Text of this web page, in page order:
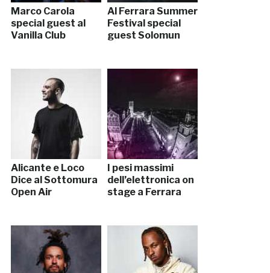
Marco Carola
special guest al
Vanilla Club
Al Ferrara Summer
Festival special
guest Solomun
Alicante e Loco
Dice al Sottomura
Open Air
I pesi massimi
dell’elettronica on
stage a Ferrara